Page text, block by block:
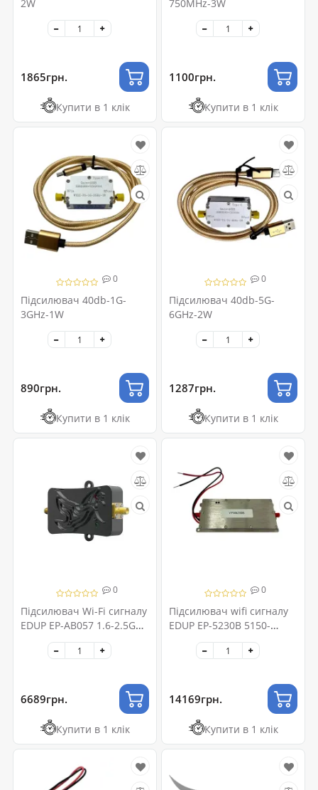
2W
1865грн.
Купити в 1 клік
750MHz-3W
1100грн.
Купити в 1 клік
0
Підсилювач 40db-1G-
3GHz-1W
890грн.
Купити в 1 клік
0
Підсилювач 40db-5G-
6GHz-2W
1287грн.
Купити в 1 клік
0
Підсилювач Wi-Fi сигналу
EDUP EP-AB057 1.6-2.5GHz
37dBm 5W
6689грн.
Купити в 1 клік
0
Підсилювач wifi сигналу
EDUP EP-5230B 5150-
5350MHz 30W
14169грн.
Купити в 1 клік